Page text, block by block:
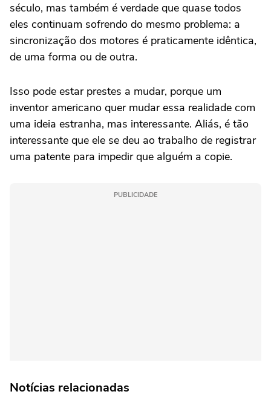
século, mas também é verdade que quase todos
eles continuam sofrendo do mesmo problema: a
sincronização dos motores é praticamente idêntica,
de uma forma ou de outra.
Isso pode estar prestes a mudar, porque um
inventor americano quer mudar essa realidade com
uma ideia estranha, mas interessante. Aliás, é tão
interessante que ele se deu ao trabalho de registrar
uma patente para impedir que alguém a copie.
PUBLICIDADE
Notícias relacionadas